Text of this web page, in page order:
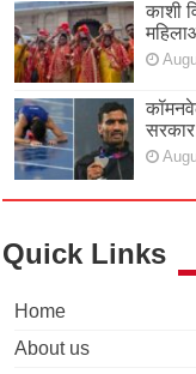
काशी
सरकार
Quick Links
Home
About us